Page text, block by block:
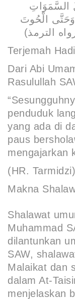
السَّمَوَاتِ
الْحُوتَ
الترمذ)
Terjemah
Dari Abi
Rasulullah
penduduk
yang ada di
paus
mengajarkan
(HR. Tarmidzi)
Makna
Shalawat
Muhammad
dilantunkan
SAW,
Malaikat dan
dalam At-
menjelaskan